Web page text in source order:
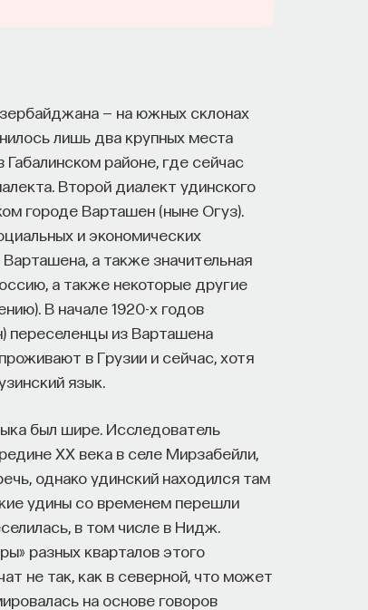
— на южных склонах
лишь два крупных места
районе, где сейчас
Второй диалект удинского
городе Варташен (ныне Огуз).
и экономических
а также значительная
а также некоторые другие
В начале 1920-х годов
переселенцы из Варташена
в Грузии и сейчас, хотя
язык.
был шире. Исследователь
XX века в селе Мирзабейли,
однако удинский находился там
удины со временем перешли
в том числе в Нидж.
разных кварталов этого
не так, как в северной, что может
на основе говоров